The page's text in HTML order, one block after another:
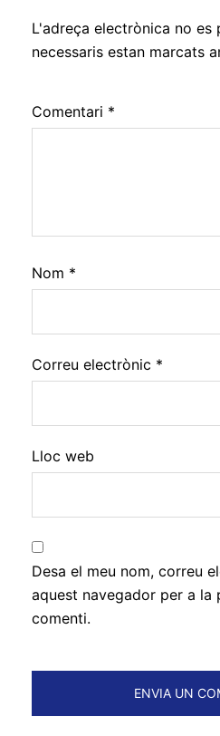
L'adreça electrònica no es
necessaris estan marcats
Comentari *
Nom *
Correu electrònic *
Lloc web
Desa el meu nom, correu
aquest navegador per a la
comenti.